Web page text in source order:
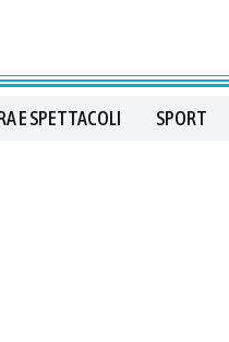
E SPETTACOLI SPORT